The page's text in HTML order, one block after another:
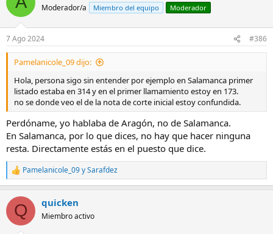
Moderador/a Miembro del equipo Moderador
7 Ago 2024 #386
Pamelanicole_09 dijo:
Hola, persona sigo sin entender por ejemplo en Salamanca primer
listado estaba en 314 y en el primer llamamiento estoy en 173.
no se donde veo el de la nota de corte inicial estoy confundida.
Perdóname, yo hablaba de Aragón, no de Salamanca.
En Salamanca, por lo que dices, no hay que hacer ninguna
resta. Directamente estás en el puesto que dice.
R
e
c
i
Pamelanicole_09ySarafdez
Q quicken
Miembro activo